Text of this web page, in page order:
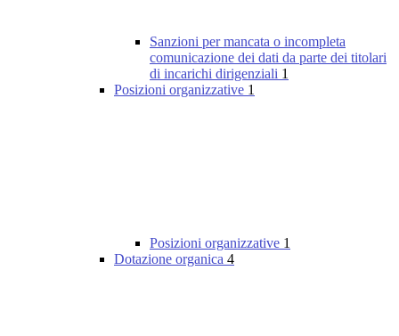
Sanzioni per mancata o incompleta
comunicazione dei dati da parte dei titolari
di incarichi dirigenziali 1
Posizioni organizzative 1
Posizioni organizzative 1
Dotazione organica 4